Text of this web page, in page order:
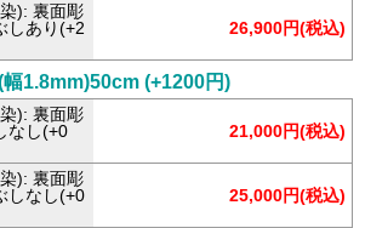
): 裏面彫
しあり(+2
26,900円(税込)
1.8mm)50cm (+1200円)
): 裏面彫
なし(+0
21,000円(税込)
): 裏面彫
しなし(+0
25,000円(税込)